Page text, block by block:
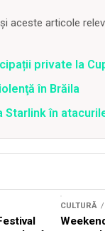
aceste articole
private la
în Brăila
în
CULTURĂ